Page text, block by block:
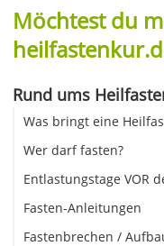
Möchtest du
Rund ums
Was bringt eine
Wer darf fasten?
Entlastungstage VOR
Fasten-Anleitungen
Fastenbrechen /